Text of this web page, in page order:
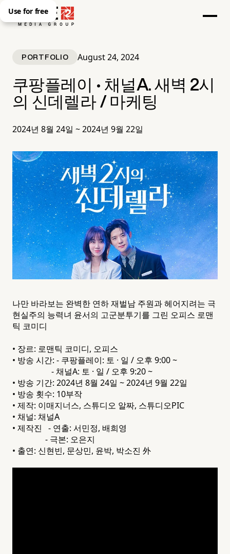
Use for free
PORTFOLIO August 24, 2024
쿠팡플레이 · 채널A. 새벽 2시
의 신데렐라 / 마케팅
2024년 8월 24일 ~ 2024년 9월 22일
나만 바라보는 완벽한 연하 재벌남 주원과 헤어지려는 극
현실주의 능력녀 윤서의 고군분투기를 그린 오피스 로맨
틱 코미디
• 장르: 로맨틱 코미디, 오피스
• 방송 시간: - 쿠팡플레이: 토 · 일 / 오후 9:00 ~
- 채널A: 토 · 일 / 오후 9:20 ~
• 방송 기간: 2024년 8월 24일 ~ 2024년 9월 22일
• 방송 횟수: 10부작
• 제작: 이매지너스, 스튜디오 알짜, 스튜디오PIC
• 채널: 채널A
• 제작진 - 연출: 서민정, 배희영
- 극본: 오은지
• 출연: 신현빈, 문상민, 윤박, 박소진 外